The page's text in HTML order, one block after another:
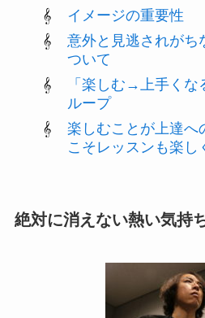
イメージの重要性
意外と見逃されがち
ついて
「楽しむ→上手く
ループ
楽しむことが上達へ
こそレッスンも楽し
絶対に消えない熱い気持